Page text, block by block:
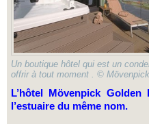
Un boutique hôtel qui est un
offrir à tout moment . ©
L’hôtel Mövenpick Golden Horn est situé en aplomb de
l’estuaire du même nom.